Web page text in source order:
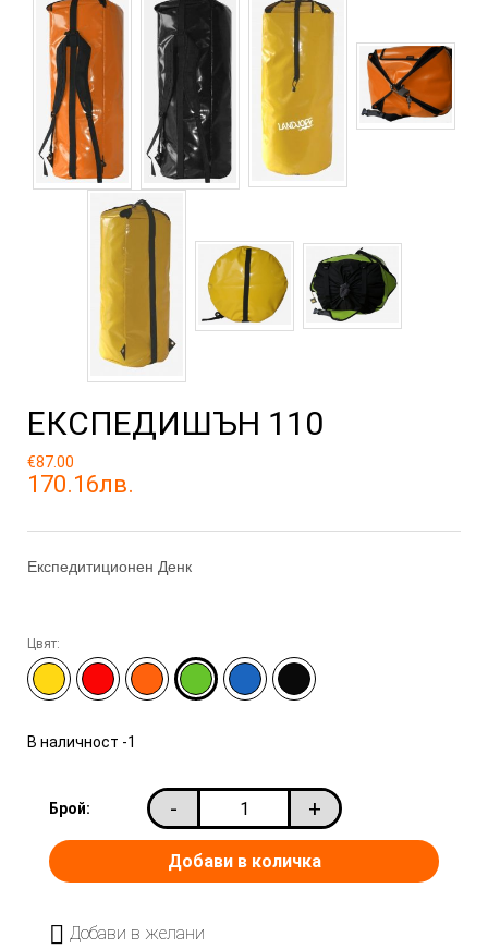
ЕКСПЕДИШЪН 110
€87.00
170.16лв.
Експедитиционен Денк
Цвят:
В наличност -1
Брой: - +
Добави в желани